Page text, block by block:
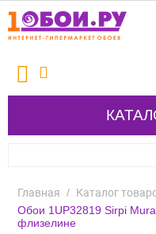
Главная / Каталог
Обои 1UP32819 Sirpi
флизелине